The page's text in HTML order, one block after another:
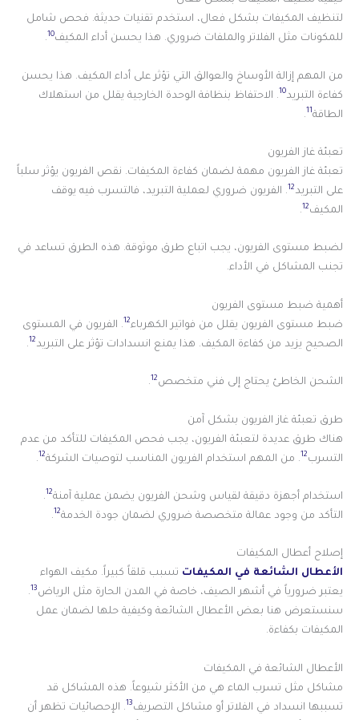
لتنظيف المكيفات بشكل فعال، استخدم تقنيات حديثة. فحص شامل
للمكونات مثل الفلاتر والملفات ضروري. هذا يحسن أداء المكيف10
.
من المهم إزالة الأوساخ والعوالق التي تؤثر على أداء المكيف. هذا يحسن
كفاءة التبريد10. الاحتفاظ بنظافة الوحدة الخارجية يقلل من استهلاك
الطاقة11
.
تعبئة غاز الفريون
تعبئة غاز الفريون مهمة لضمان كفاءة المكيفات. نقص الفريون يؤثر سلباً
على التبريد12. الفريون ضروري لعملية التبريد، فالتسرب فيه يوقف
المكيف12
.
لضبط مستوى الفريون، يجب اتباع طرق موثوقة. هذه الطرق تساعد في
تجنب المشاكل في الأداء.
أهمية ضبط مستوى الفريون
ضبط مستوى الفريون يقلل من فواتير الكهرباء12 . الفريون في المستوى
الصحيح يزيد من كفاءة المكيف. هذا يمنع انسدادات تؤثر على التبريد12
.
الشحن الخاطئ يحتاج إلى فني متخصص12
.
طرق تعبئة غاز الفريون بشكل آمن
هناك طرق عديدة لتعبئة الفريون، يجب فحص المكيفات للتأكد من عدم
التسرب12. من المهم استخدام الفريون المناسب لتوصيات الشركة12
.
استخدام أجهزة دقيقة لقياس وشحن الفريون يضمن عملية آمنة12
.
التأكد من وجود عمالة متخصصة ضروري لضمان جودة الخدمة12
.
إصلاح أعطال المكيفات
الأعطال الشائعة في المكيفات تسبب قلقاً كبيراً. مكيف الهواء
يعتبر ضرورياً في أشهر الصيف، خاصة في المدن الحارة مثل الرياض13
.
سنستعرض هنا بعض الأعطال الشائعة وكيفية حلها لضمان عمل
المكيفات بكفاءة.
الأعطال الشائعة في المكيفات
مشاكل مثل تسرب الماء هي من الأكثر شيوعاً. هذه المشاكل قد
تسببها انسداد في الفلاتر أو مشاكل التصريف13. الإحصائيات تظهر أن